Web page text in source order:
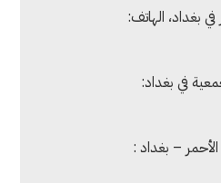
بغداد، الهاتف:
في بغداد:
الأحمر – بغداد :